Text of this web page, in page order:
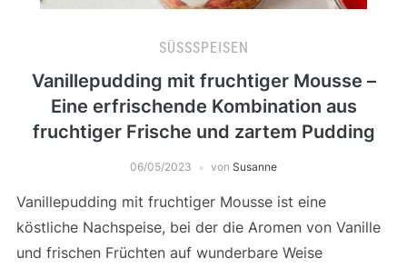
SÜSSSPEISEN
Vanillepudding mit fruchtiger Mousse –
Eine erfrischende Kombination aus
fruchtiger Frische und zartem Pudding
06/05/2023 von Susanne
Vanillepudding mit fruchtiger Mousse ist eine
köstliche Nachspeise, bei der die Aromen von Vanille
und frischen Früchten auf wunderbare Weise